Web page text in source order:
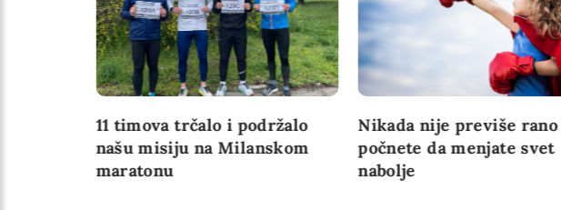
11 timova trčalo i podržalo
našu misiju na Milanskom
maratonu
Nikada nije previše rano
počnete da menjate svet
nabolje